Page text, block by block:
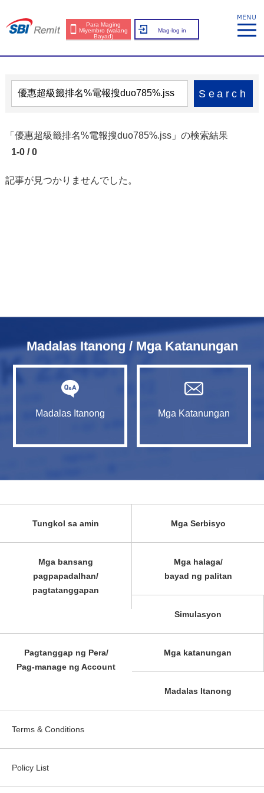
Para Maging
Miyembro (walang
Bayad)
Mag-log in
Search
「優惠超級籤排名%電報搜duo785%.jss」の検索結果
1-0 / 0
記事が見つかりませんでした。
Madalas Itanong / Mga Katanungan
Madalas Itanong Mga Katanungan
Tungkol sa amin Mga Serbisyo
Mga bansang
pagpapadalhan/
pagtatanggapan
Mga halaga/
bayad ng palitan
Simulasyon
Pagtanggap ng Pera/
Pag-manage ng Account
Mga katanungan
Madalas Itanong
Terms & Conditions
Policy List